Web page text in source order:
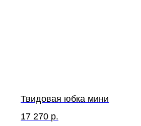
Твидовая юбка мини
17 270 р.